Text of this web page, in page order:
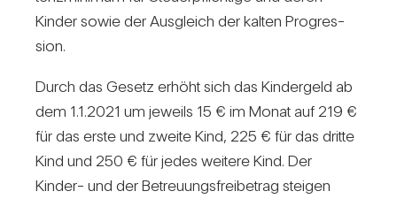
Kinder sowie der Aus­gleich der kalten Pro­gres­
sion.
Durch das Gesetz erhöht sich das Kin­der­geld ab
dem 1.1.2021 um jeweils 15 € im Monat auf 219 €
für das erste und zweite Kind, 225 € für das dritte
Kind und 250 € für jedes wei­tere Kind. Der
Kinder- und der Betreu­ungs­frei­be­trag steigen